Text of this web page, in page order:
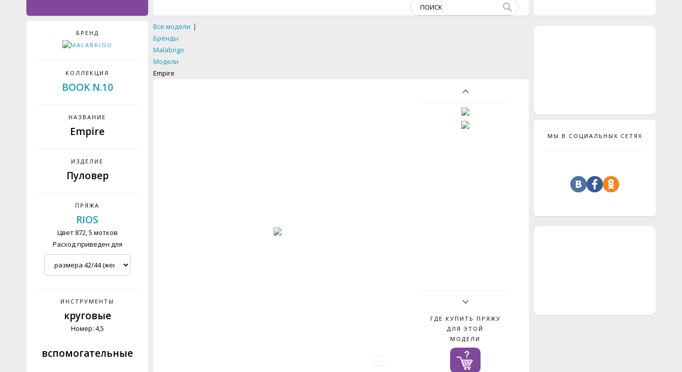
БРЕНД
КОЛЛЕКЦИЯ
BOOK N.10
НАЗВАНИЕ
Empire
ИЗДЕЛИЕ
Пуловер
ПРЯЖА
RIOS
Цвет 872, 5 мотков
Расход приведен для
ИНСТРУМЕНТЫ
круговые
Номер: 4,5
вспомогательные
Все модели |
Бренды
Malabrigo
Модели
Empire
ГДЕ КУПИТЬ ПРЯЖУ
ДЛЯ ЭТОЙ
МОДЕЛИ
МЫ В СОЦИАЛЬНЫХ СЕТЯХ